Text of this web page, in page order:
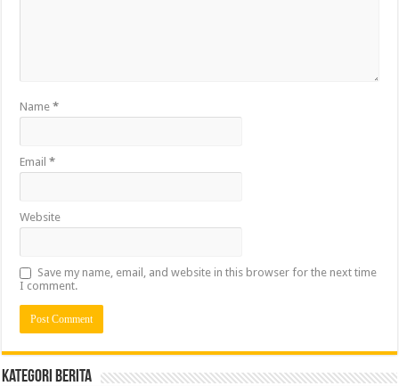
Name*
Email*
Website
Save my name, email, and website in this browser for the next time
I comment.
Kategori Berita